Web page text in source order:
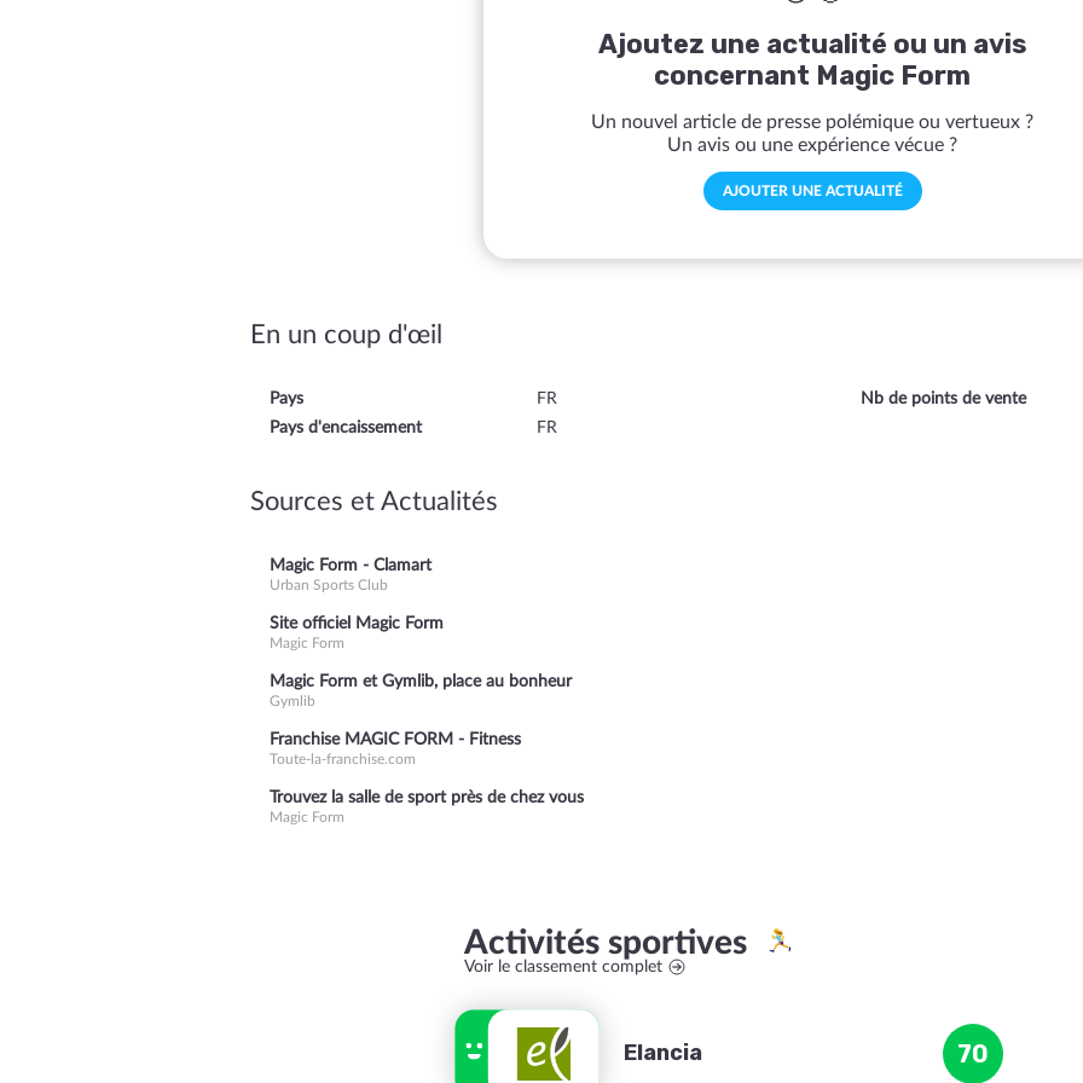
Ajoutez une actualité ou un avis
concernant Magic Form
Un nouvel article de presse polémique ou vertueux ?
Un avis ou une expérience vécue ?
AJOUTER UNE ACTUALITÉ
En un coup d'œil
Pays
FR
Pays d'encaissement
FR
Nb de points de vente
Sources et Actualités
Magic Form - Clamart
Urban Sports Club
Site officiel Magic Form
Magic Form
Magic Form et Gymlib, place au bonheur
Gymlib
Franchise MAGIC FORM - Fitness
Toute-la-franchise.com
Trouvez la salle de sport près de chez vous
Magic Form
Activités sportives
Voir le classement complet
Elancia 70